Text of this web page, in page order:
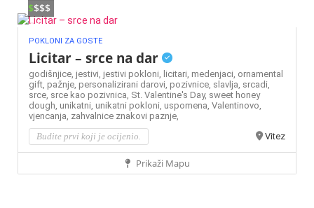
$$$$
POKLONI ZA GOSTE
Licitar – srce na dar
godišnjice, jestivi, jestivi pokloni, licitari, medenjaci, ornamental
gift, pažnje, personalizirani darovi, pozivnice, slavlja, srcadi,
srce, srce kao pozivnica, St. Valentine's Day, sweet honey
dough, unikatni, unikatni pokloni, uspomena, Valentinovo,
vjencanja, zahvalnice znakovi paznje,
Budite prvi koji je ocijenio.
Vitez
Prikaži Mapu